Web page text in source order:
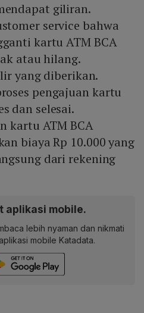
giliran.
service bahwa
kartu ATM BCA
atau hilang.
yang diberikan.
pengajuan kartu
dan selesai.
kartu ATM BCA
biaya Rp 10.000 yang
dari rekening
aplikasi mobile.
lebih nyaman dan nikmati
mobile Katadata.